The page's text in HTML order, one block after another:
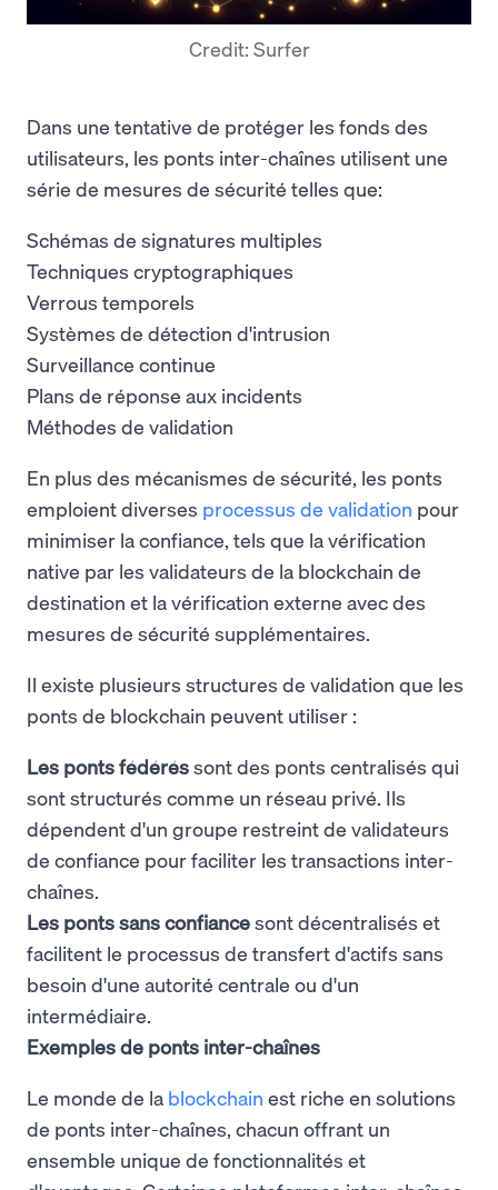
Credit: Surfer
Dans une tentative de protéger les fonds des
utilisateurs, les ponts inter-chaînes utilisent une
série de mesures de sécurité telles que:
Schémas de signatures multiples
Techniques cryptographiques
Verrous temporels
Systèmes de détection d'intrusion
Surveillance continue
Plans de réponse aux incidents
Méthodes de validation
En plus des mécanismes de sécurité, les ponts
emploient diverses processus de validation pour
minimiser la confiance, tels que la vérification
native par les validateurs de la blockchain de
destination et la vérification externe avec des
mesures de sécurité supplémentaires.
Il existe plusieurs structures de validation que les
ponts de blockchain peuvent utiliser :
Les ponts fédéréssont des ponts centralisés qui
sont structurés comme un réseau privé. Ils
dépendent d'un groupe restreint de validateurs
de confiance pour faciliter les transactions inter-
chaînes.
Les ponts sans confiancesont décentralisés et
facilitent le processus de transfert d'actifs sans
besoin d'une autorité centrale ou d'un
intermédiaire.
Exemples de ponts inter-chaînes
Le monde de la blockchain est riche en solutions
de ponts inter-chaînes, chacun offrant un
ensemble unique de fonctionnalités et